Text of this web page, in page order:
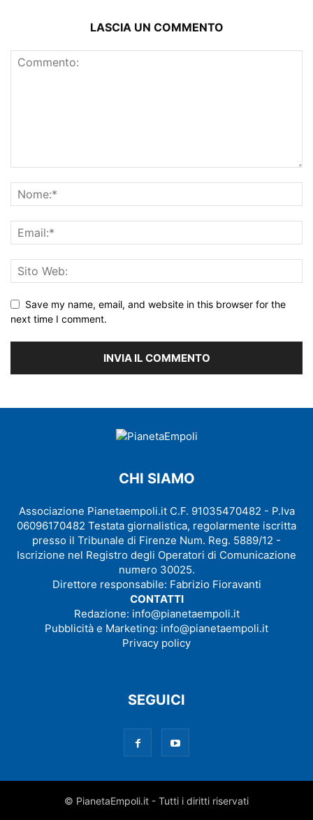
LASCIA UN COMMENTO
Save my name, email, and website in this browser for the
next time I comment.
CHI SIAMO
Associazione Pianetaempoli.it C.F. 91035470482 - P.Iva
06096170482 Testata giornalistica, regolarmente iscritta
presso il Tribunale di Firenze Num. Reg. 5889/12 -
Iscrizione nel Registro degli Operatori di Comunicazione
numero 30025.
Direttore responsabile: Fabrizio Fioravanti
CONTATTI
Redazione: info@pianetaempoli.it
Pubblicità e Marketing: info@pianetaempoli.it
Privacy policy
SEGUICI
© PianetaEmpoli.it - Tutti i diritti riservati